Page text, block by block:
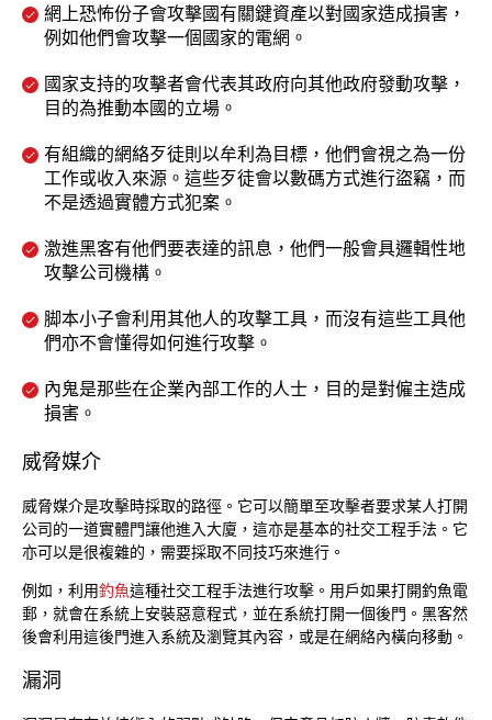
網上恐怖份子會攻擊國有關鍵資產以對國家造成損害，
例如他們會攻擊一個國家的電網。
國家支持的攻擊者會代表其政府向其他政府發動攻擊，
目的為推動本國的立場。
有組織的網絡歹徒則以牟利為目標，他們會視之為一份
工作或收入來源。這些歹徒會以數碼方式進行盜竊，而
不是透過實體方式犯案。
激進黑客有他們要表達的訊息，他們一般會具邏輯性地
攻擊公司機構。
脚本小子會利用其他人的攻擊工具，而沒有這些工具他
們亦不會懂得如何進行攻擊。
內鬼是那些在企業內部工作的人士，目的是對僱主造成
損害。
威脅媒介
威脅媒介是攻擊時採取的路徑。它可以簡單至攻擊者要求某人打開
公司的一道實體門讓他進入大廈，這亦是基本的社交工程手法。它
亦可以是很複雜的，需要採取不同技巧來進行。
例如，利用釣魚這種社交工程手法進行攻擊。用戶如果打開釣魚電
郵，就會在系統上安裝惡意程式，並在系統打開一個後門。黑客然
後會利用這後門進入系統及瀏覽其內容，或是在網絡內橫向移動。
漏洞